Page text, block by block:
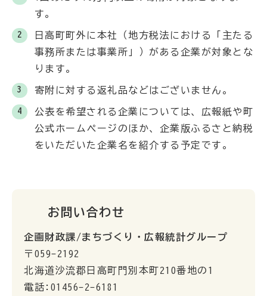
す。
日高町町外に本社（地方税法における「主たる
事務所または事業所」）がある企業が対象とな
ります。
寄附に対する返礼品などはございません。
公表を希望される企業については、広報紙や町
公式ホームページのほか、企業版ふるさと納税
をいただいた企業名を紹介する予定です。
お問い合わせ
企画財政課/まちづくり・広報統計グループ
〒059-2192
北海道沙流郡日高町門別本町210番地の1
電話:01456-2-6181